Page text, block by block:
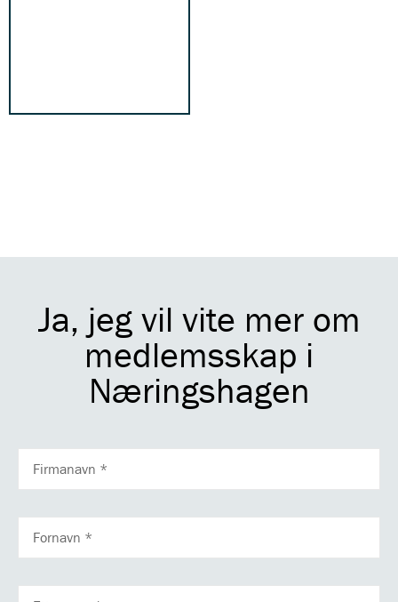
Ja, jeg vil vite mer om
medlemsskap i
Næringshagen